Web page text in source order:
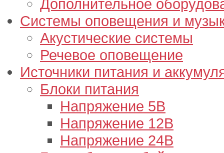
Дополнительное
Системы оповещения и
Акустические системы
Речевое оповещение
Источники питания и
Блоки питания
Напряжение 5В
Напряжение 12В
Напряжение 24В